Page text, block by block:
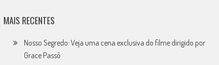
MAIS RECENTES
Nosso Segredo: Veja uma cena exclusiva do filme dirigido por
Grace Passô